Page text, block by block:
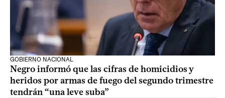
GOBIERNO NACIONAL
Negro informó que las cifras de homicidios y
heridos por armas de fuego del segundo trimestre
tendrán “una leve suba”